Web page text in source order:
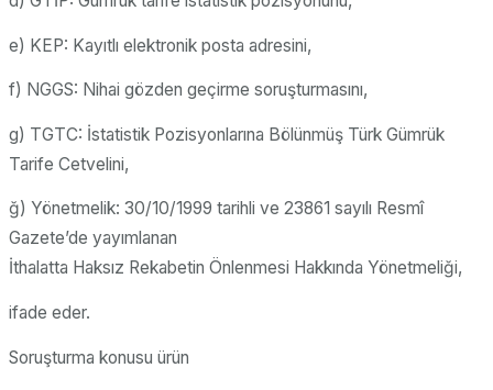
e) KEP: Kayıtlı elektronik posta adresini,
f) NGGS: Nihai gözden geçirme soruşturmasını,
g) TGTC: İstatistik Pozisyonlarına Bölünmüş Türk Gümrük
Tarife Cetvelini,
ğ) Yönetmelik: 30/10/1999 tarihli ve 23861 sayılı Resmî
Gazete’de yayımlanan
İthalatta Haksız Rekabetin Önlenmesi Hakkında Yönetmeliği,
ifade eder.
Soruşturma konusu ürün